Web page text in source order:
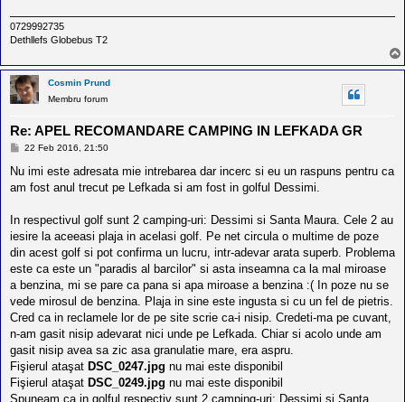
0729992735
Dethllefs Globebus T2
Cosmin Prund
Membru forum
Re: APEL RECOMANDARE CAMPING IN LEFKADA GR
M
s
j
22 Feb 2016, 21:50
Nu imi este adresata mie intrebarea dar incerc si eu un raspuns pentru ca
am fost anul trecut pe Lefkada si am fost in golful Dessimi.
In respectivul golf sunt 2 camping-uri: Dessimi si Santa Maura. Cele 2 au
iesire la aceeasi plaja in acelasi golf. Pe net circula o multime de poze
din acest golf si pot confirma un lucru, intr-adevar arata superb. Problema
este ca este un "paradis al barcilor" si asta inseamna ca la mal miroase
a benzina, mi se pare ca pana si apa miroase a benzina :( In poze nu se
vede mirosul de benzina. Plaja in sine este ingusta si cu un fel de pietris.
Cred ca in reclamele lor de pe site scrie ca-i nisip. Credeti-ma pe cuvant,
n-am gasit nisip adevarat nici unde pe Lefkada. Chiar si acolo unde am
gasit nisip avea sa zic asa granulatie mare, era aspru.
Fişierul ataşat DSC_0247.jpg nu mai este disponibil
Fişierul ataşat DSC_0249.jpg nu mai este disponibil
Spuneam ca in golful respectiv sunt 2 camping-uri: Dessimi si Santa